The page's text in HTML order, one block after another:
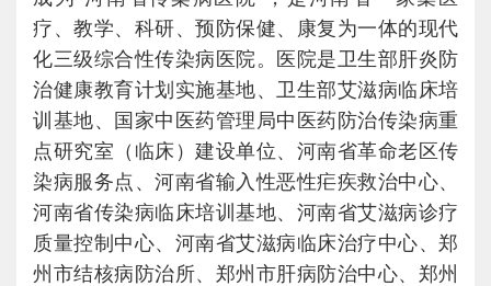
疗、教学、科研、预防保健、康复为一体的现代
化三级综合性传染病医院。医院是卫生部肝炎防
治健康教育计划实施基地、卫生部艾滋病临床培
训基地、国家中医药管理局中医药防治传染病重
点研究室（临床）建设单位、河南省革命老区传
染病服务点、河南省输入性恶性疟疾救治中心、
河南省传染病临床培训基地、河南省艾滋病诊疗
质量控制中心、河南省艾滋病临床治疗中心、郑
州市结核病防治所、郑州市肝病防治中心、郑州